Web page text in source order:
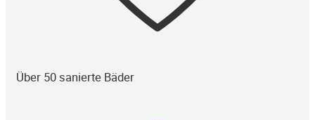
Über 50 sanierte Bäder